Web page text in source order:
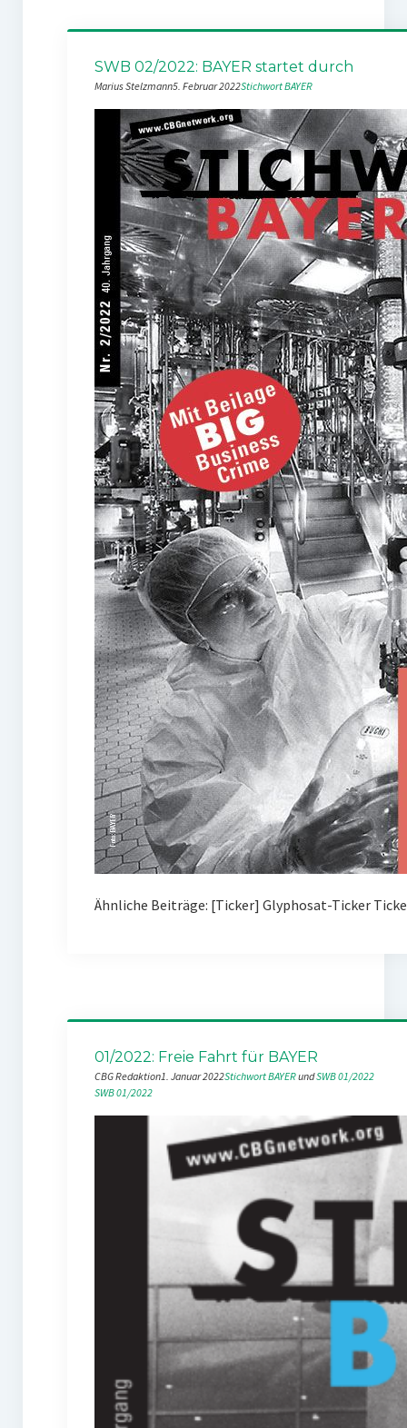
SWB 02/2022: BAYER startet durch
Marius Stelzmann5. Februar 2022Stichwort BAYER
Ähnliche Beiträge: [Ticker] Glyphosat-Ticker
01/2022: Freie Fahrt für BAYER
CBG Redaktion1. Januar 2022Stichwort BAYER und SWB 01/2022
SWB 01/2022